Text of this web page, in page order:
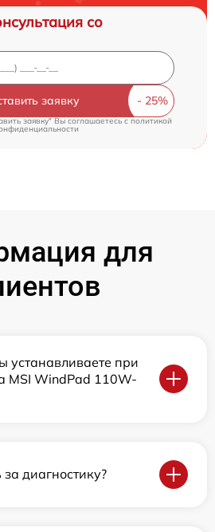
со
заявку
заявку" Вы соглашаетесь cполитикой
для
устанавливаете при
MSI WindPad 110W-
диагностику?